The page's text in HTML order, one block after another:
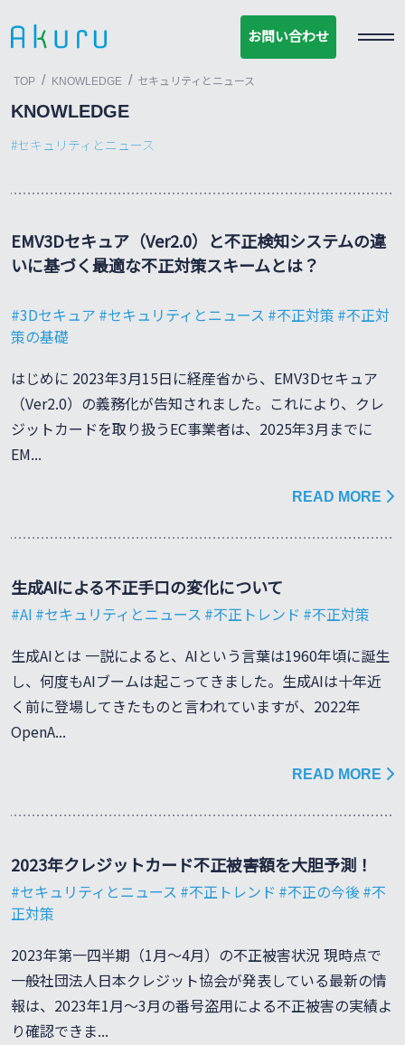
お問い合わせ
お問い合わせ
TOP / KNOWLEDGE / セキュリティとニュース
KNOWLEDGE
セキュリティとニュース
EMV3Dセキュア（Ver2.0）と不正検知システムの違
いに基づく最適な不正対策スキームとは？
3Dセキュア セキュリティとニュース 不正対策
不正対
策の基礎
はじめに 2023年3月15日に経産省から、EMV3Dセキュア
（Ver2.0）の義務化が告知されました。これにより、クレ
ジットカードを取り扱うEC事業者は、2025年3月までに
EM...
READ MORE
生成AIによる不正手口の変化について
AI セキュリティとニュース 不正トレンド
不正対策
生成AIとは 一説によると、AIという言葉は1960年頃に誕生
し、何度もAIブームは起こってきました。生成AIは十年近
く前に登場してきたものと言われていますが、2022年
OpenA...
READ MORE
2023年クレジットカード不正被害額を大胆予測！
セキュリティとニュース 不正トレンド 不正の今後 不
正対策
2023年第一四半期（1月〜4月）の不正被害状況 現時点で
一般社団法人日本クレジット協会が発表している最新の情
報は、2023年1月〜3月の番号盗用による不正被害の実績よ
り確認できま...